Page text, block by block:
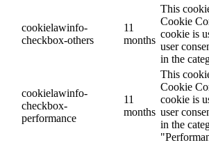
cookielawinfo-
checkbox-others
11
months
This
Cookie
cookie is
user
in the
cookielawinfo-
checkbox-
performance
11
months
This
Cookie
cookie is
user
in the